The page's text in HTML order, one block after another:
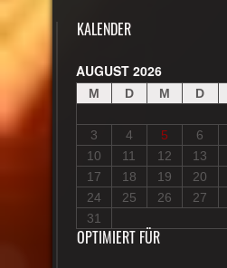
KALENDER
AUGUST 2026
M D M D
3
4 5 6
10
11 12 13
17
18 19 20
24
25 26 27
31
OPTIMIERT FÜR